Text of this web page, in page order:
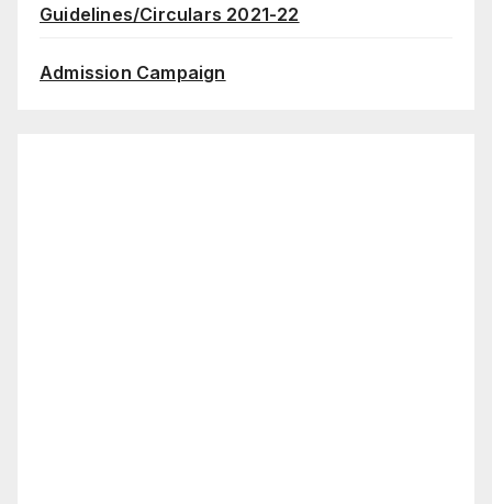
Guidelines/Circulars 2021-22
Admission Campaign